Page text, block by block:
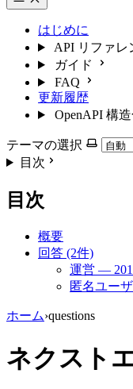
はじめに
API リファレ
ガイド
FAQ
更新履歴
OpenAPI 構
テーマの選択
目次
目次
概要
回答 (2件)
運営 —
匿名ユー
ホーム›questions
ネクスト